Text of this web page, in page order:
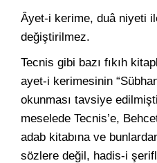
Âyet-i kerime, duâ niyeti
değiştirilmez.
Tecnis gibi bazı fıkıh
ayet-i kerimesinin
okunması tavsiye
meselede Tecnis’e,
adab kitabına ve
sözlere değil, hadis-i